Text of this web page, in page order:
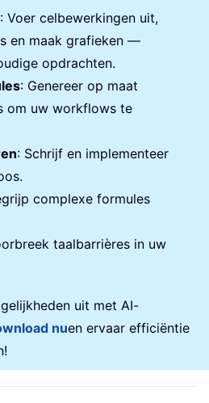
: Voer celbewerkingen uit,
en maak grafieken —
opdrachten.
: Genereer op maat
om uw workflows te
: Schrijf en implementeer
complexe formules
taalbarrières in uw
uit met AI-
nuen ervaar efficiëntie